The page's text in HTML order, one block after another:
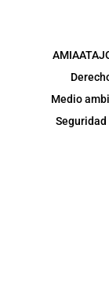
AMIA
Medio
Seguridad